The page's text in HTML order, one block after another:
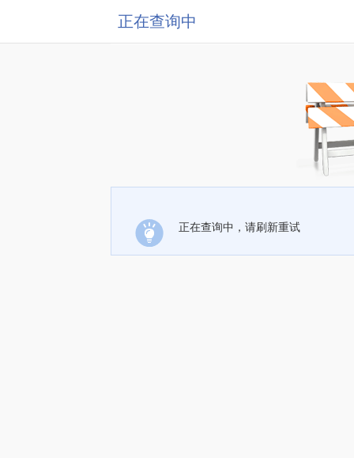
正在查询中
正在查询中，请刷新重试